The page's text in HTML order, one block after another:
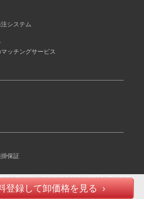
登録して卸価格を見る
システム
ッチングサービス
保証
報を暗号化して送信するSSLに対応しています。
COMMERCE, Inc. All rights reserved.